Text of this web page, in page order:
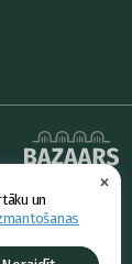
×
un
powered by